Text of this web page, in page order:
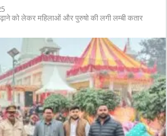
को लेकर महिलाओं और पुरुषो की लगी लम्बी कतार